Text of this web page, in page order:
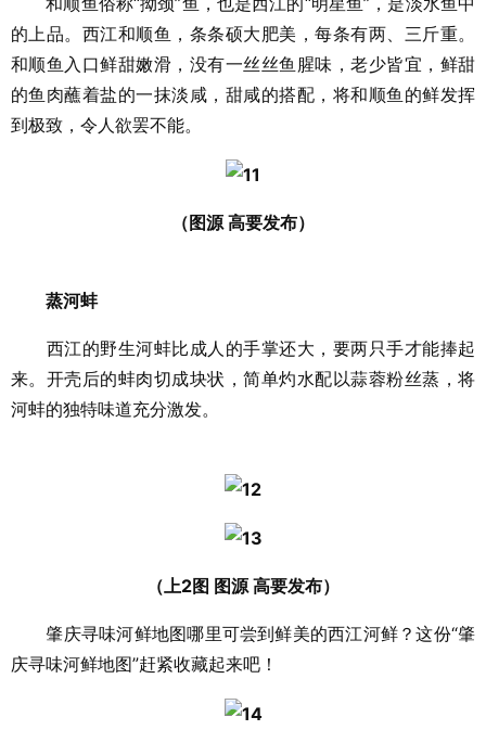
的上品。西江和顺鱼，条条硕大肥美，每条有两、三斤重。
和顺鱼入口鲜甜嫩滑，没有一丝丝鱼腥味，老少皆宜，鲜甜
的鱼肉蘸着盐的一抹淡咸，甜咸的搭配，将和顺鱼的鲜发挥
到极致，令人欲罢不能。
（图源 高要发布）
蒸河蚌
西江的野生河蚌比成人的手掌还大，要两只手才能捧起
来。开壳后的蚌肉切成块状，简单灼水配以蒜蓉粉丝蒸，将
河蚌的独特味道充分激发。
（上2图 图源 高要发布）
肇庆寻味河鲜地图哪里可尝到鲜美的西江河鲜？这份“肇
庆寻味河鲜地图”赶紧收藏起来吧！